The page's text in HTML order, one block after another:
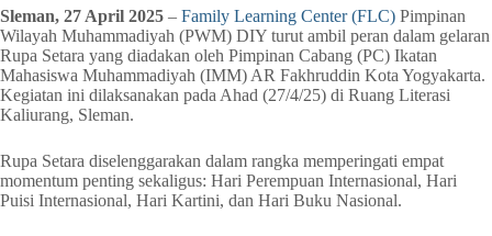
Sleman, 27 April 2025 – Family Learning Center (FLC) Pimpinan
Wilayah Muhammadiyah (PWM) DIY turut ambil peran dalam gelaran
Rupa Setara yang diadakan oleh Pimpinan Cabang (PC) Ikatan
Mahasiswa Muhammadiyah (IMM) AR Fakhruddin Kota Yogyakarta.
Kegiatan ini dilaksanakan pada Ahad (27/4/25) di Ruang Literasi
Kaliurang, Sleman.
Rupa Setara diselenggarakan dalam rangka memperingati empat
momentum penting sekaligus: Hari Perempuan Internasional, Hari
Puisi Internasional, Hari Kartini, dan Hari Buku Nasional.